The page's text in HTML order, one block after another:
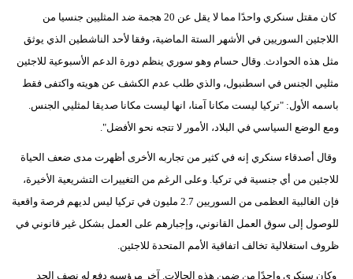
كان مقتل سنكري واحدًا مما لا يقل عن 20 هجمة ضد المثليين جنسيا من
اللاجئين السوريين في الأشهر الستة الماضية، وفقا لأحد الناشطين الذي يوثق
مثل هذه الحوادث. وقال حسام وهو سوري ينظم دورة الدعم الأسبوعية للاجئين
مثليي الجنس في اسطنبول، والذي طلب عدم الكشف عن هويته واكتفى فقط
باسمه الأول: "تركيا ليست مكانا آمنا، انها ليست مكانا صديقا لمثليي الجنس.
ومع الوضع السياسي في البلاد، الأمور لا تتجه نحو الأفضل".
وقال أصدقاء سنكري إنه في كثير من تجاربه الأخرى أظهرت مدى ضعف الحياة
للاجئين من أي جنسية في تركيا. وعلى الرغم من التغييرات التشريعية الأخيرة،
فإن الغالبية العظمى من السوريين 2.7 مليون في تركيا ليس لديهم فرصة واقعية
للوصول إلى سوق العمل القانوني، وإجبارهم على العمل بشكل غير قانوني في
ظروف استغلالية تخالف اتفاقية الأمم المتحدة للاجئين.
وكان سنكري واحدًا من ضمن هذه الحالات. آخر مرؤسيه دفع له نصف الحد